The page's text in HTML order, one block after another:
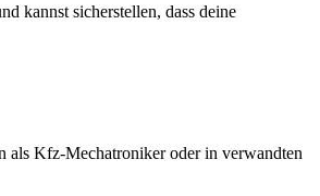
kannst sicherstellen, dass deine
als Kfz-Mechatroniker oder in verwandten